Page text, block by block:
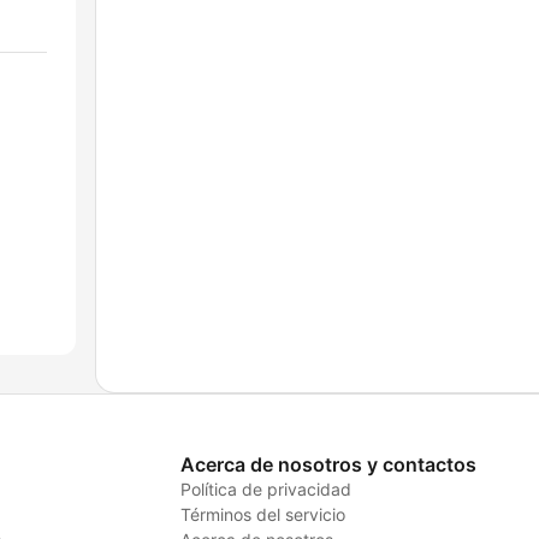
Acerca de nosotros y contactos
Política de privacidad
Términos del servicio